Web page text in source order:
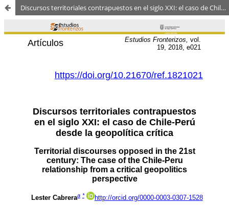
Discursos territoriales contrapuestos en el siglo XXI: el caso de Chile-Perú desde la geopolítica crítica